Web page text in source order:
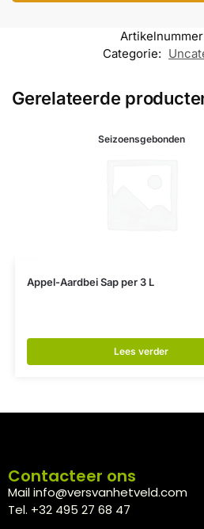
Categorie:
Gerelateerde
Seizoensgebonden
Appel-Aardbei Sap per 3 L
Lees verder
Contacteer ons
Mail info@versvanhetveld.com
Tel. +32 495 27 68 47